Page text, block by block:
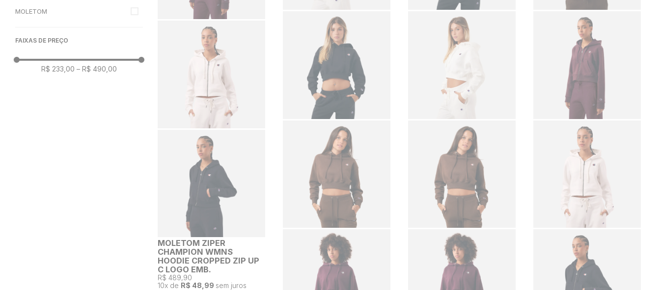
MOLETOM
FAIXAS DE PREÇO
R$ 233,00 – R$ 490,00
MOLETOM ZIPER
CHAMPION WMNS
HOODIE CROPPED ZIP UP
C LOGO EMB.
R$ 489,90
10x de R$ 48,99 sem juros